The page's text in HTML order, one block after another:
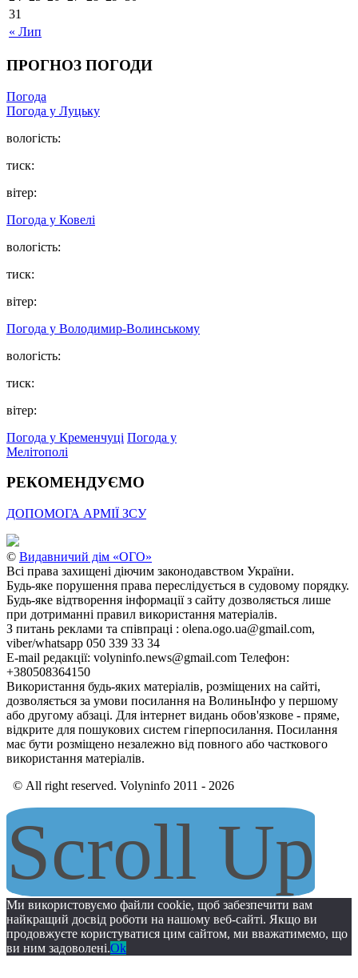
« Лип
31
ПРОГНОЗ ПОГОДИ
Погода
Погода у Луцьку
вологість:
тиск:
вітер:
Погода у Ковелі
вологість:
тиск:
вітер:
Погода у Володимир-Волинському
вологість:
тиск:
вітер:
Погода у Кременчуці Погода у
Мелітополі
РЕКОМЕНДУЄМО
ДОПОМОГА АРМІЇ ЗСУ
© Видавничий дім «ОГО»
Всі права захищені діючим законодавством України.
Будь-яке порушення права переслідується в судовому порядку.
Будь-яке відтворення інформації з сайту дозволяється лише
при дотриманні правил використання матеріалів.
З питань реклами та співпраці : olena.ogo.ua@gmail.com,
viber/whatsapp 050 339 33 34
E-mail редакції: volyninfo.news@gmail.com Телефон:
+380508364150
Використання будь-яких матеріалів, розміщених на сайті,
дозволяється за умови посилання на ВолиньІнфо у першому
або другому абзаці. Для інтернет видань обов'язкове - пряме,
відкрите для пошукових систем гіперпосилання. Посилання
має бути розміщено незалежно від повного або часткового
використання матеріалів.
© All right reserved. Volyninfo 2011 - 2026
Scroll Up
Ми використовуємо файли cookie, щоб забезпечити вам
найкращий досвід роботи на нашому веб-сайті. Якщо ви
продовжуєте користуватися цим сайтом, ми вважатимемо, що
ви ним задоволені.Ok